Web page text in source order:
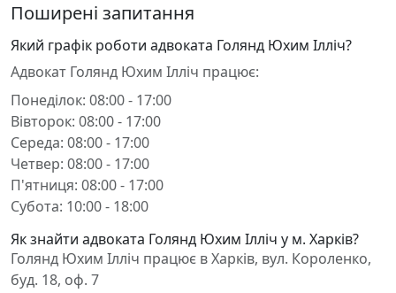
Поширені запитання
Який графік роботи адвоката Голянд Юхим Ілліч?
Адвокат Голянд Юхим Ілліч працює:
Понеділок: 08:00 - 17:00
Вівторок: 08:00 - 17:00
Середа: 08:00 - 17:00
Четвер: 08:00 - 17:00
П'ятниця: 08:00 - 17:00
Субота: 10:00 - 18:00
Як знайти адвоката Голянд Юхим Ілліч у м. Харків?
Голянд Юхим Ілліч працює в Харків, вул. Короленко,
буд. 18, оф. 7